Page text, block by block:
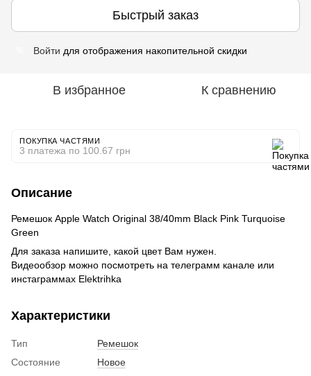
Быстрый заказ
Войти для отображения накопительной скидки
В избранное К сравнению
ПОКУПКА ЧАСТЯМИ
3 платежа по 100.67 грн
Описание
Ремешок Apple Watch Original 38/40mm Black Pink Turquoise
Green
Для заказа напишите, какой цвет Вам нужен.
Видеообзор можно посмотреть на телеграмм канале или
инстаграммах Elektrihka
Характеристики
Тип
Ремешок
Состояние
Новое